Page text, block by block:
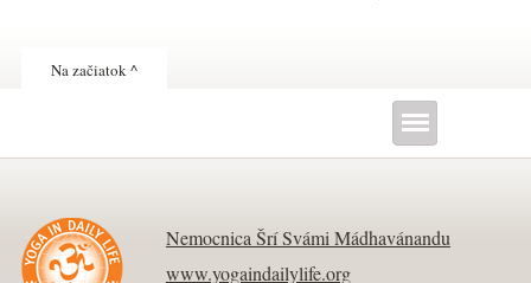
Na začiatok ^
Nemocnica Šrí Svámi Mádhavánandu
www.yogaindailylife.org